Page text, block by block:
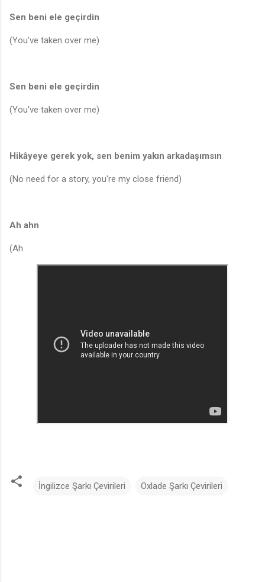
Sen beni ele geçirdin
(You've taken over me)
Sen beni ele geçirdin
(You've taken over me)
Hikâyeye gerek yok, sen benim yakın arkadaşımsın
(No need for a story, you're my close friend)
Ah ahn
(Ah
İngilizce Şarkı Çevirileri Oxlade Şarkı Çevirileri